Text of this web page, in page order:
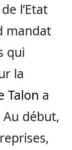
l’Etat
mandat
qui
la
Talon a
début,